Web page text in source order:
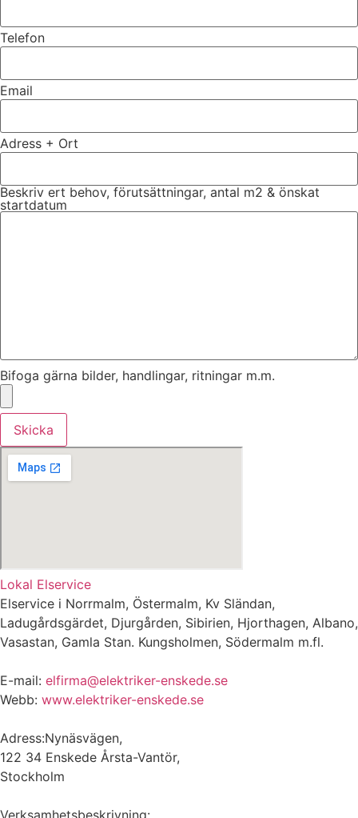
Telefon
Email
Adress + Ort
Beskriv ert behov, förutsättningar, antal m2 & önskat
startdatum
Bifoga gärna bilder, handlingar, ritningar m.m.
Skicka
Lokal Elservice
Elservice i Norrmalm, Östermalm, Kv Sländan,
Ladugårdsgärdet, Djurgården, Sibirien, Hjorthagen, Albano,
Vasastan, Gamla Stan. Kungsholmen, Södermalm m.fl.
E-mail: elfirma@elektriker-enskede.se
Webb: www.elektriker-enskede.se
Adress:Nynäsvägen,
122 34 Enskede Årsta-Vantör,
Stockholm
Verksamhetsbeskrivning: